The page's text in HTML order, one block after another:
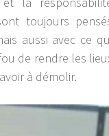
toujours
aussi avec ce
de rendre les
à démolir.